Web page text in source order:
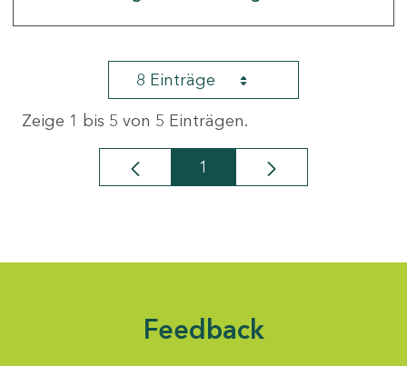
8 Einträge
Zeige 1 bis 5 von 5 Einträgen.
Seite
1
Feedback